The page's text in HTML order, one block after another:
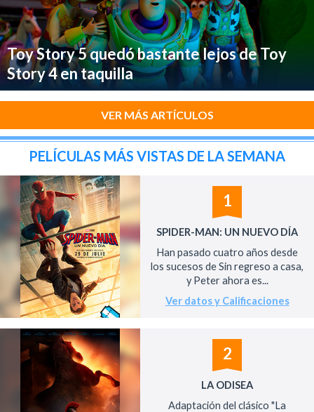
Toy Story 5 quedó bastante lejos de Toy
Story 4 en taquilla
VER MÁS ARTÍCULOS
PELÍCULAS MÁS VISTAS DE LA SEMANA
1
SPIDER-MAN: UN NUEVO DÍA
Han pasado cuatro años desde
los sucesos de Sin regreso a casa,
y Peter ahora es...
Ver datos y Calificaciones
2
LA ODISEA
Adaptación del clásico "La